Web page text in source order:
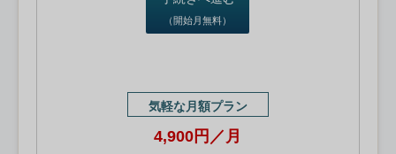
（開始月無料）
気軽な月額プラン
4,900円／月